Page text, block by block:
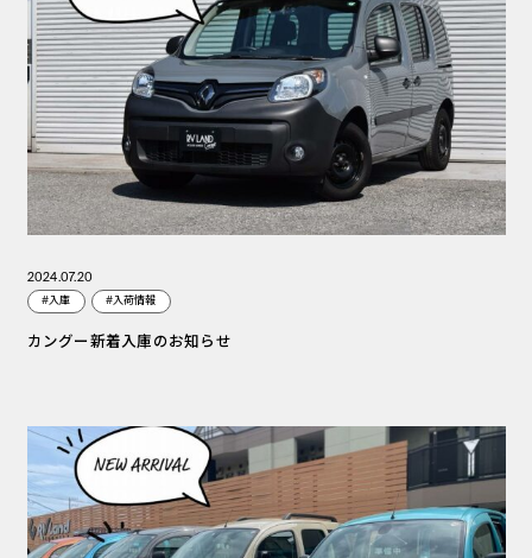
2024.07.20
#入庫 #入荷情報
カングー新着入庫のお知らせ